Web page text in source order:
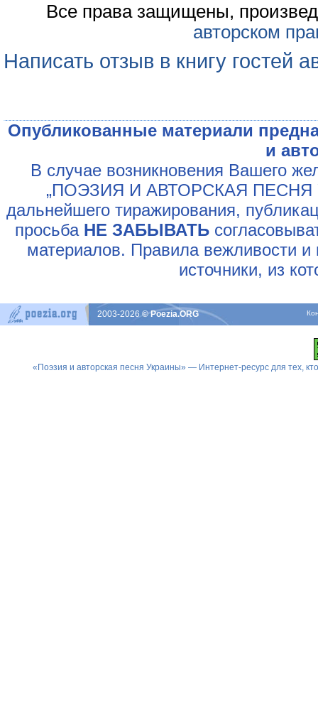
Все права защищены,
авторском
Написать отзыв в книгу гостей
Опубликованные материали
и
В случае возникновения Вашего
„ПОЭЗИЯ И АВТОРСКАЯ ПЕСНЯ
дальнейшего тиражирования,
просьба НЕ ЗАБЫВАТЬ
материалов. Правила вежливости и
источники, из
2003-2026© Poezia.ORG
«Поэзия и авторская песня Украины» — Интернет-ресурс для тех,